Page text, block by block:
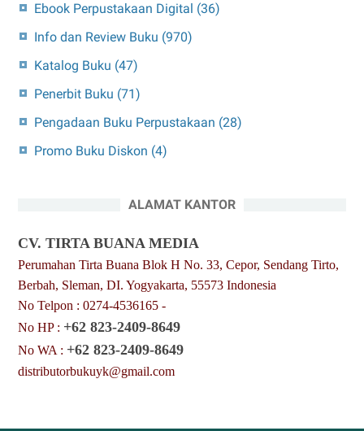
Ebook Perpustakaan Digital (36)
Info dan Review Buku (970)
Katalog Buku (47)
Penerbit Buku (71)
Pengadaan Buku Perpustakaan (28)
Promo Buku Diskon (4)
ALAMAT KANTOR
CV. TIRTA BUANA MEDIA
Perumahan Tirta Buana Blok H No. 33, Cepor, Sendang Tirto,
Berbah, Sleman, DI. Yogyakarta, 55573 Indonesia
No Telpon : 0274-4536165 -
No HP : +62 823-2409-8649
No WA : +62 823-2409-8649
distributorbukuyk@gmail.com